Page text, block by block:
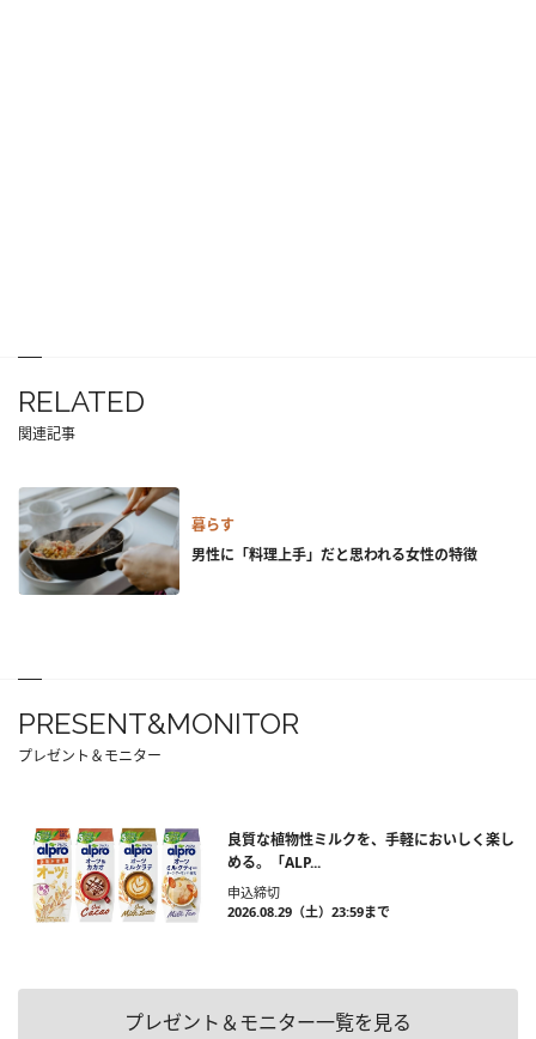
RELATED
関連記事
暮らす
男性に「料理上手」だと思われる女性の特徴
PRESENT&MONITOR
プレゼント＆モニター
良質な植物性ミルクを、手軽においしく楽し
める。「ALP...
申込締切
2026.08.29（土）23:59まで
プレゼント＆モニター一覧を見る